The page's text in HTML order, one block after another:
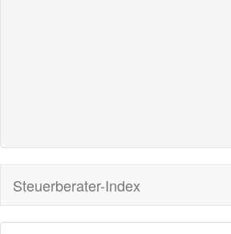
Steuerberater-Index